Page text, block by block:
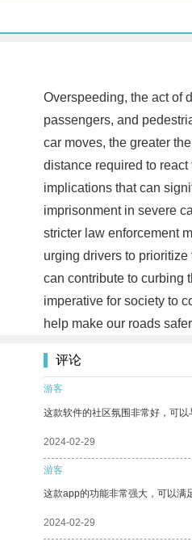
Overspeeding, the act of
passengers, and
car moves, the greater
distance required to
implications that can
imprisonment in severe
stricter law enforcement
urging drivers to
can contribute to curbing
imperative for society to
help make our roads
评论
游客
这款软件的社区氛围非常好，可以
2024-02-29
游客
这款app的功能非常强大，可以满
2024-02-29